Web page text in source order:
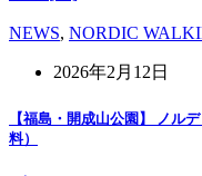
NEWS, NORDIC
2026年2月12日
【福島・開成山公園】 ノル
料）